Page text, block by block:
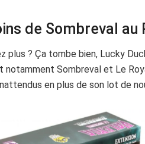
de Sombreval au
plus ? Ça tombe bien, Lucky
notamment Sombreval et Le
en plus de son lot de